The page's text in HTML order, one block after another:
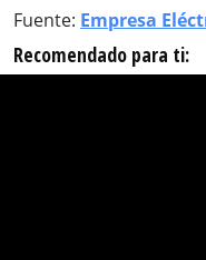
Fuente: Empresa
Recomendado para ti: